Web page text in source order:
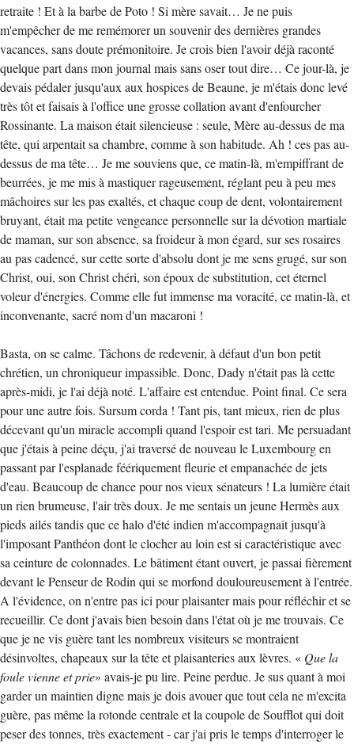
retraite ! Et à la barbe de Poto ! Si mère savait… Je ne puis
m'empêcher de me remémorer un souvenir des dernières grandes
vacances, sans doute prémonitoire. Je crois bien l'avoir déjà raconté
quelque part dans mon journal mais sans oser tout dire… Ce jour-là, je
devais pédaler jusqu'aux aux hospices de Beaune, je m'étais donc levé
très tôt et faisais à l'office une grosse collation avant d'enfourcher
Rossinante. La maison était silencieuse : seule, Mère au-dessus de ma
tête, qui arpentait sa chambre, comme à son habitude. Ah ! ces pas au-
dessus de ma tête… Je me souviens que, ce matin-là, m'empiffrant de
beurrées, je me mis à mastiquer rageusement, réglant peu à peu mes
mâchoires sur les pas exaltés, et chaque coup de dent, volontairement
bruyant, était ma petite vengeance personnelle sur la dévotion martiale
de maman, sur son absence, sa froideur à mon égard, sur ses rosaires
au pas cadencé, sur cette sorte d'absolu dont je me sens grugé, sur son
Christ, oui, son Christ chéri, son époux de substitution, cet éternel
voleur d'énergies. Comme elle fut immense ma voracité, ce matin-là, et
inconvenante, sacré nom d'un macaroni !
Basta, on se calme. Tâchons de redevenir, à défaut d'un bon petit
chrétien, un chroniqueur impassible. Donc, Dady n'était pas là cette
après-midi, je l'ai déjà noté. L'affaire est entendue. Point final. Ce sera
pour une autre fois. Sursum corda ! Tant pis, tant mieux, rien de plus
décevant qu'un miracle accompli quand l'espoir est tari. Me persuadant
que j'étais à peine déçu, j'ai traversé de nouveau le Luxembourg en
passant par l'esplanade féériquement fleurie et empanachée de jets
d'eau. Beaucoup de chance pour nos vieux sénateurs ! La lumière était
un rien brumeuse, l'air très doux. Je me sentais un jeune Hermès aux
pieds ailés tandis que ce halo d'été indien m'accompagnait jusqu'à
l'imposant Panthéon dont le clocher au loin est si caractéristique avec
sa ceinture de colonnades. Le bâtiment étant ouvert, je passai fièrement
devant le Penseur de Rodin qui se morfond douloureusement à l'entrée.
A l'évidence, on n'entre pas ici pour plaisanter mais pour réfléchir et se
recueillir. Ce dont j'avais bien besoin dans l'état où je me trouvais. Ce
que je ne vis guère tant les nombreux visiteurs se montraient
désinvoltes, chapeaux sur la tête et plaisanteries aux lèvres. « Que la
foule vienne et prie» avais-je pu lire. Peine perdue. Je sus quant à moi
garder un maintien digne mais je dois avouer que tout cela ne m'excita
guère, pas même la rotonde centrale et la coupole de Soufflot qui doit
peser des tonnes, très exactement - car j'ai pris le temps d'interroger le